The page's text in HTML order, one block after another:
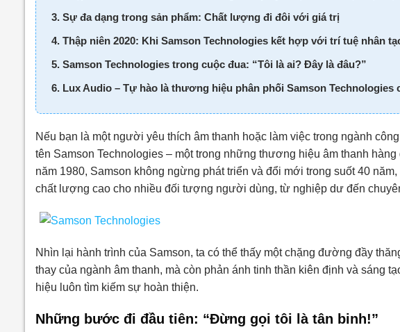
3. Sự đa dạng trong sản phẩm: Chất lượng đi đôi với giá trị
4. Thập niên 2020: Khi Samson Technologies kết hợp với trí tuệ nhân
5. Samson Technologies trong cuộc đua: “Tôi là ai? Đây là đâu?”
6. Lux Audio – Tự hào là thương hiệu phân phối Samson Technologies
Nếu bạn là một người yêu thích âm thanh hoặc làm việc trong ngành
tên Samson Technologies – một trong những thương hiệu âm thanh
năm 1980, Samson không ngừng phát triển và đổi mới trong suốt 40
chất lượng cao cho nhiều đối tượng người dùng, từ nghiệp dư đến
Nhìn lại hành trình của Samson, ta có thể thấy một chặng đường đầy
thay của ngành âm thanh, mà còn phản ánh tinh thần kiên định và sáng
hiệu luôn tìm kiếm sự hoàn thiện.
Những bước đi đầu tiên: “Đừng gọi tôi là tân binh!”